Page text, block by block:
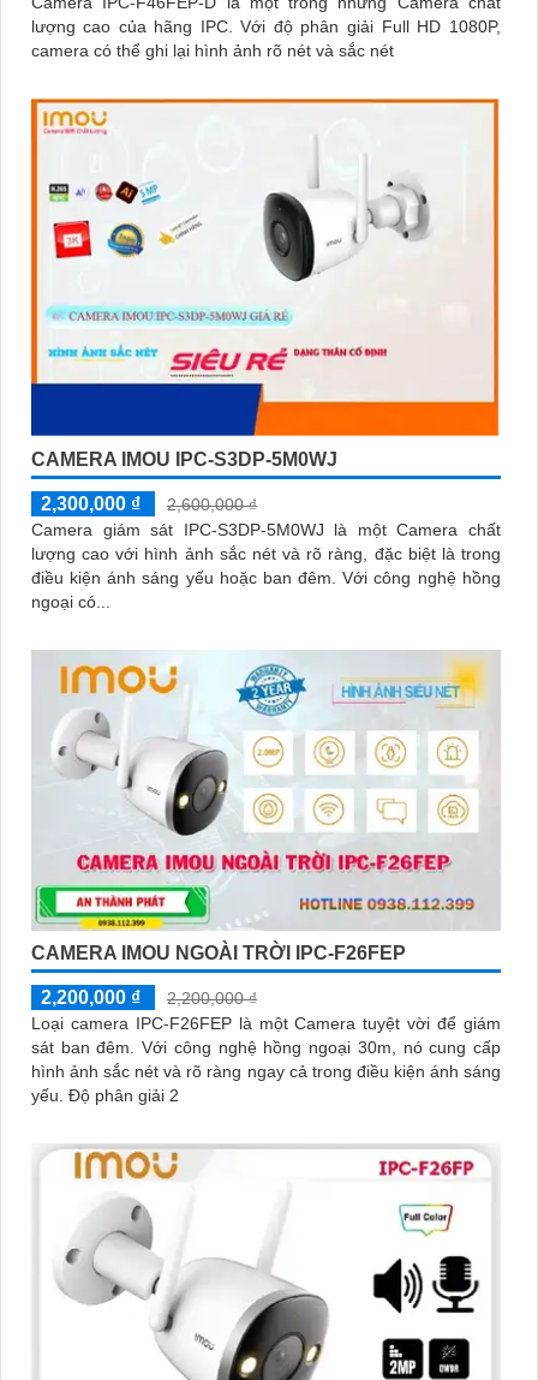
lượng cao của hãng IPC. Với độ phân giải Full HD 1080P,
camera có thể ghi lại hình ảnh rõ nét và sắc nét
CAMERA IMOU IPC-S3DP-5M0WJ
2,300,000 ₫
2,600,000 ₫
Camera giám sát IPC-S3DP-5M0WJ là một Camera chất
lượng cao với hình ảnh sắc nét và rõ ràng, đặc biệt là trong
điều kiện ánh sáng yếu hoặc ban đêm. Với công nghệ hồng
ngoại có...
CAMERA IMOU NGOÀI TRỜI IPC-F26FEP
2,200,000 ₫
2,200,000 ₫
Loại camera IPC-F26FEP là một Camera tuyệt vời để giám
sát ban đêm. Với công nghệ hồng ngoại 30m, nó cung cấp
hình ảnh sắc nét và rõ ràng ngay cả trong điều kiện ánh sáng
yếu. Độ phân giải 2